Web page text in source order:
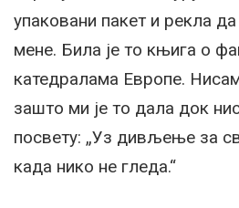
упаковани пакет и рекла да
мене. Била је то књига о
катедралама Европе.
зашто ми је то дала док
посвету: „Уз дивљење за
када нико не гледа.“